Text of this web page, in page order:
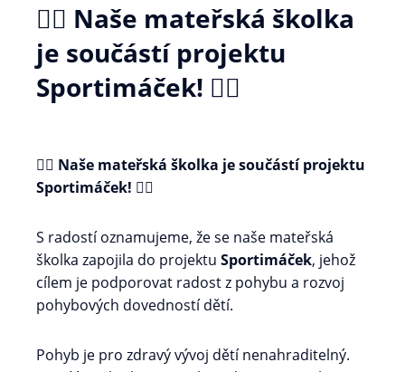
🏃‍♀️ Naše mateřská školka
je součástí projektu
Sportimáček! 🏃‍♂️
🏃‍♀️ Naše mateřská školka je součástí projektu
Sportimáček! 🏃‍♂️
S radostí oznamujeme, že se naše mateřská
školka zapojila do projektu Sportimáček, jehož
cílem je podporovat radost z pohybu a rozvoj
pohybových dovedností dětí.
Pohyb je pro zdravý vývoj dětí nenahraditelný.